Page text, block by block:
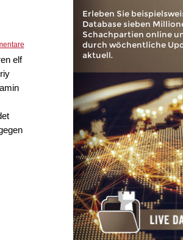
elf
Erleben Sie
Database sieben
Schachpartien online
durch wöchentliche
aktuell.